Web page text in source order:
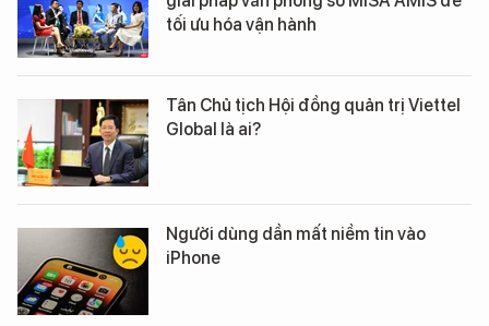
tối ưu hóa vận hành
Tân Chủ tịch Hội đồng quản trị Viettel
Global là ai?
Người dùng dần mất niềm tin vào
iPhone